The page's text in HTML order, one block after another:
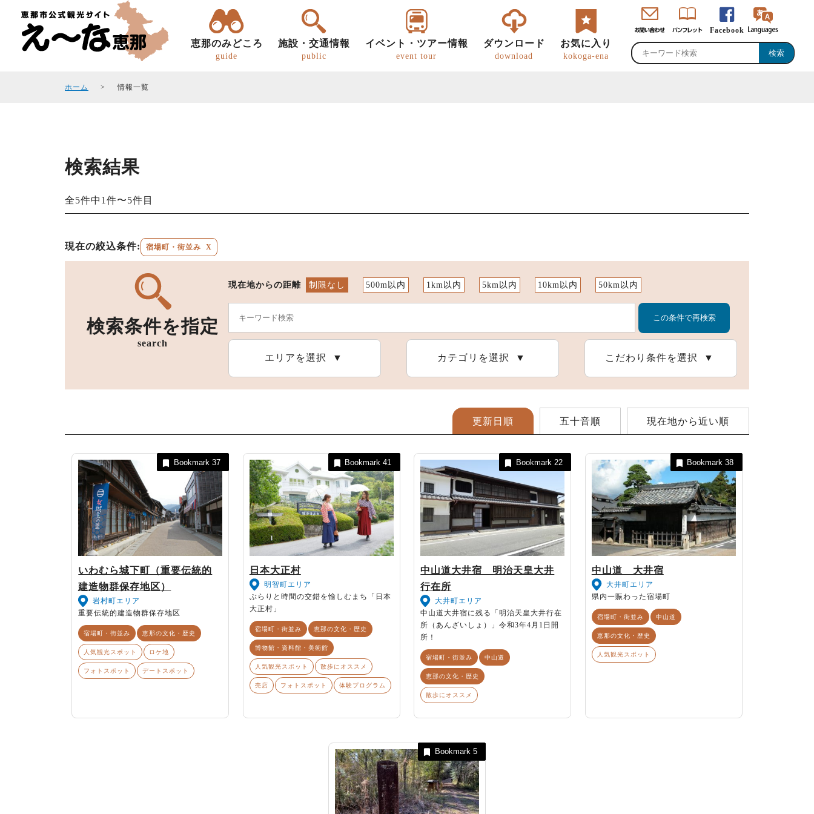
恵那のみどころ
guide
恵那の自然 恵那の祭りとイベント
施設・交通情報
public
宿泊施設 アウトドア施設 スポーツ施設
イベント・ツアー情報
event tour
トコトコ恵ちゃん(バスツアー)
ダウンロード
download
キャッチコピー
お気に入り
kokoga-ena
Facebook
ホーム 情報一覧
検索結果
全5件中1件〜5件目
いわむら城下町（重要伝統的
建造物群保存地区）
岩村町エリア
重要伝統的建造物群保存地区
宿場町・街並み 恵那の文化・歴史
人気観光スポット ロケ地
フォトスポット デートスポット
Bookmark 37
日本大正村
明智町エリア
ぶらりと時間の交錯を愉しむまち「日本
大正村」
宿場町・街並み 恵那の文化・歴史
博物館・資料館・美術館
人気観光スポット 散歩にオススメ
売店 フォトスポット 体験プログラム
Bookmark41
中山道大井宿 明治天皇大井
行在所
大井町エリア
中山道大井宿に残る「明治天皇大井行在
所（あんざいしょ）」令和3年4月1日開
所！
宿場町・街並み 中山道
恵那の文化・歴史
散歩にオススメ
Bookmark 22
中山道 大井宿
大井町エリア
県内一賑わった宿場町
宿場町・街並み 中山道
恵那の文化・歴史
人気観光スポット
Bookmark38
Bookmark 5
現在の絞込条件: 宿場町・街並み X
検索条件を指定
search
現在地からの距離 制限なし 500m以内 1km以内 5km以内 10km以内 50km以内
エリアを選択 カテゴリを選択 こだわり条件を選択
更新日順 五十音順 現在地から近い順